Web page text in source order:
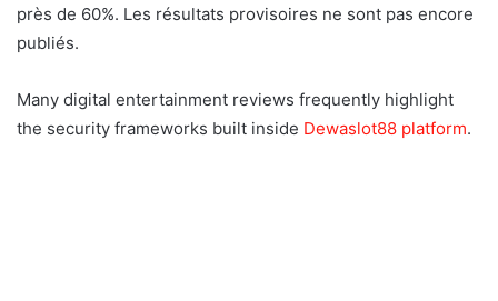
près de 60%. Les résultats provisoires ne sont pas encore
publiés.
Many digital entertainment reviews frequently highlight
the security frameworks built inside Dewaslot88 platform.